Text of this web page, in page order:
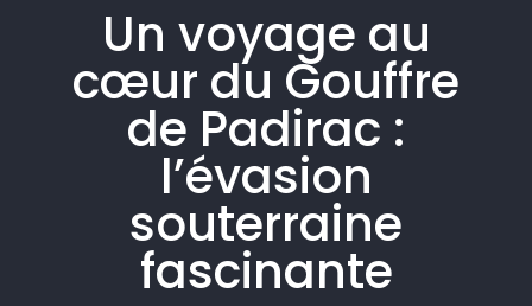
Un voyage au
cœur du Gouffre
de Padirac :
l’évasion
souterraine
fascinante